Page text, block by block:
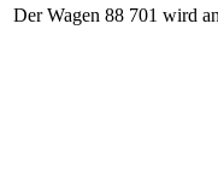
Der Wagen 88 701 wird